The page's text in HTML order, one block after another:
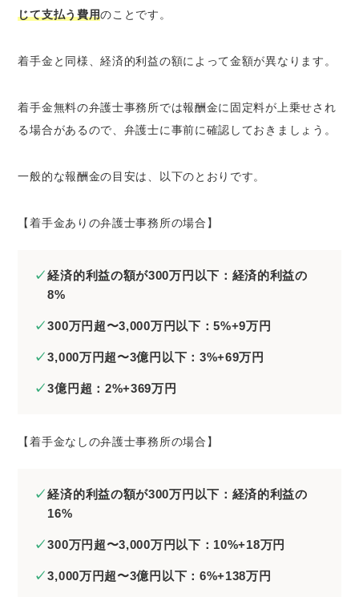
じて支払う費用のことです。
着手金と同様、経済的利益の額によって金額が異なります。
着手金無料の弁護士事務所では報酬金に固定料が上乗せされ
る場合があるので、弁護士に事前に確認しておきましょう。
一般的な報酬金の目安は、以下のとおりです。
【着手金ありの弁護士事務所の場合】
経済的利益の額が300万円以下：経済的利益の
8%
300万円超〜3,000万円以下：5%+9万円
3,000万円超〜3億円以下：3%+69万円
3億円超：2%+369万円
【着手金なしの弁護士事務所の場合】
経済的利益の額が300万円以下：経済的利益の
16%
300万円超〜3,000万円以下：10%+18万円
3,000万円超〜3億円以下：6%+138万円